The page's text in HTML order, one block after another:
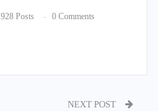
Posts 0 Comments
NEXT POST